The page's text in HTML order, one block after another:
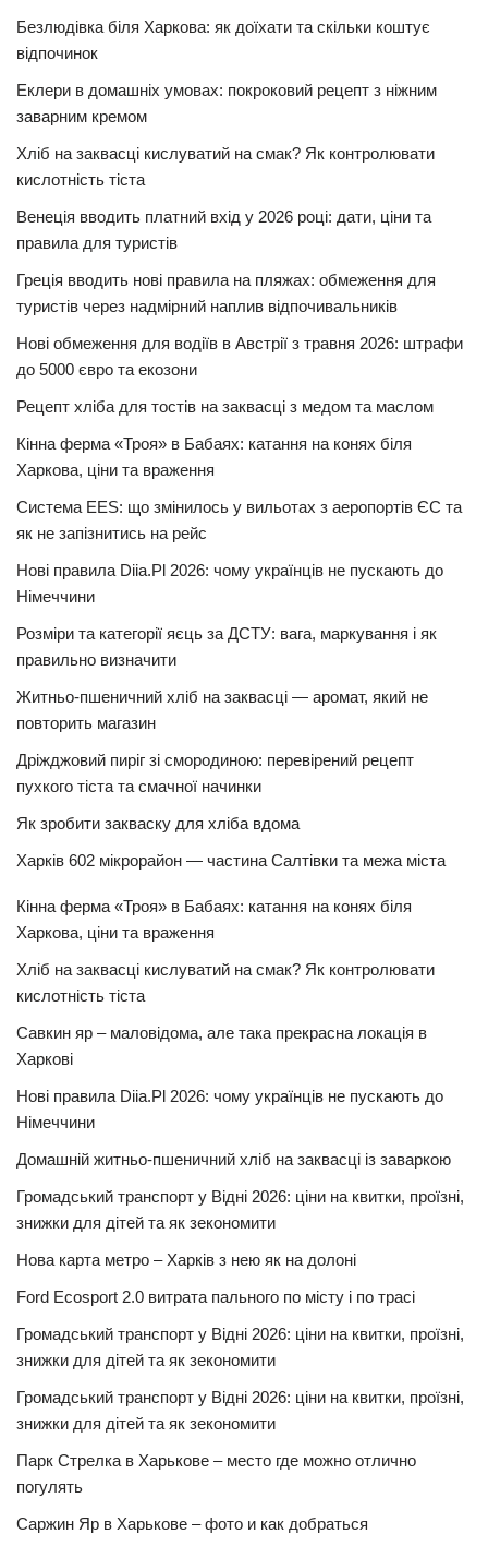
Безлюдівка біля Харкова: як доїхати та скільки коштує
відпочинок
Еклери в домашніх умовах: покроковий рецепт з ніжним
заварним кремом
Хліб на заквасці кислуватий на смак? Як контролювати
кислотність тіста
Венеція вводить платний вхід у 2026 році: дати, ціни та
правила для туристів
Греція вводить нові правила на пляжах: обмеження для
туристів через надмірний наплив відпочивальників
Нові обмеження для водіїв в Австрії з травня 2026: штрафи
до 5000 євро та екозони
Рецепт хліба для тостів на заквасці з медом та маслом
Кінна ферма «Троя» в Бабаях: катання на конях біля
Харкова, ціни та враження
Система EES: що змінилось у вильотах з аеропортів ЄС та
як не запізнитись на рейс
Нові правила Diia.Pl 2026: чому українців не пускають до
Німеччини
Розміри та категорії яєць за ДСТУ: вага, маркування і як
правильно визначити
Житньо-пшеничний хліб на заквасці — аромат, який не
повторить магазин
Дріжджовий пиріг зі смородиною: перевірений рецепт
пухкого тіста та смачної начинки
Як зробити закваску для хліба вдома
Харків 602 мікрорайон — частина Салтівки та межа міста
Кінна ферма «Троя» в Бабаях: катання на конях біля
Харкова, ціни та враження
Хліб на заквасці кислуватий на смак? Як контролювати
кислотність тіста
Савкин яр – маловідома, але така прекрасна локація в
Харкові
Нові правила Diia.Pl 2026: чому українців не пускають до
Німеччини
Домашній житньо-пшеничний хліб на заквасці із заваркою
Громадський транспорт у Відні 2026: ціни на квитки, проїзні,
знижки для дітей та як зекономити
Нова карта метро – Харків з нею як на долоні
Ford Ecosport 2.0 витрата пального по місту і по трасі
Громадський транспорт у Відні 2026: ціни на квитки, проїзні,
знижки для дітей та як зекономити
Громадський транспорт у Відні 2026: ціни на квитки, проїзні,
знижки для дітей та як зекономити
Парк Стрелка в Харькове – место где можно отлично
погулять
Саржин Яр в Харькове – фото и как добраться